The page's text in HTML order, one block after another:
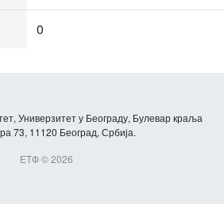
0
Универзитет у Београду, Булевар краља
73, 11120 Београд, Србија.
ЕТФ © 2026